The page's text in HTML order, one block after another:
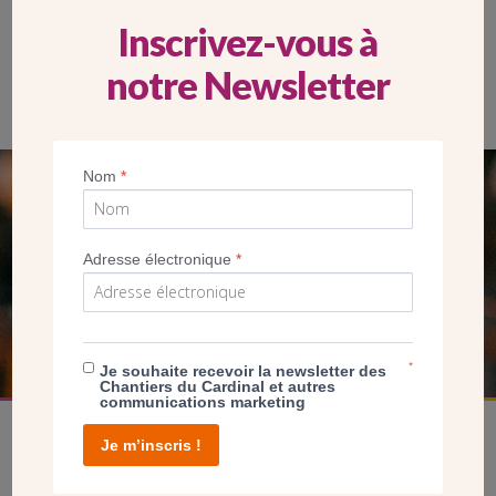
SEUL VOTRE DON
Inscrivez-vous à
notre Newsletter
Nom*
Adresse électronique*
Je souhaite recevoir la newsletter des
Chantiers du Cardinal et autres
communications marketing
*
Je m’inscris !